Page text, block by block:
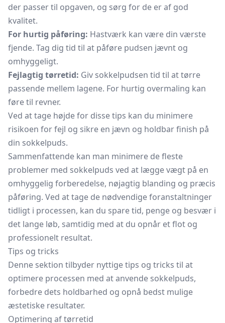
der passer til opgaven, og sørg for de er af god
kvalitet.
For hurtig påføring: Hastværk kan være din værste
fjende. Tag dig tid til at påføre pudsen jævnt og
omhyggeligt.
Fejlagtig tørretid: Giv sokkelpudsen tid til at tørre
passende mellem lagene. For hurtig overmaling kan
føre til revner.
Ved at tage højde for disse tips kan du minimere
risikoen for fejl og sikre en jævn og holdbar finish på
din sokkelpuds.
Sammenfattende kan man minimere de fleste
problemer med sokkelpuds ved at lægge vægt på en
omhyggelig forberedelse, nøjagtig blanding og præcis
påføring. Ved at tage de nødvendige foranstaltninger
tidligt i processen, kan du spare tid, penge og besvær i
det lange løb, samtidig med at du opnår et flot og
professionelt resultat.
Tips og tricks
Denne sektion tilbyder nyttige tips og tricks til at
optimere processen med at anvende sokkelpuds,
forbedre dets holdbarhed og opnå bedst mulige
æstetiske resultater.
Optimering af tørretid